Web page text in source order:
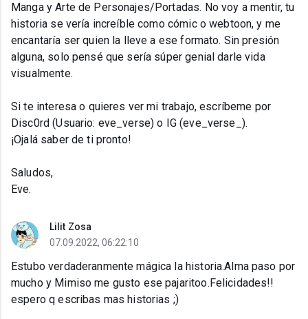
Manga y Arte de Personajes/Portadas. No voy a mentir, tu
historia se vería increíble como cómic o webtoon, y me
encantaría ser quien la lleve a ese formato. Sin presión
alguna, solo pensé que sería súper genial darle vida
visualmente.
Si te interesa o quieres ver mi trabajo, escríbeme por
Disc0rd (Usuario: eve_verse) o IG (eve_verse_).
¡Ojalá saber de ti pronto!
Saludos,
Eve.
Lilit Zosa
07.09.2022, 06:22:10
Estubo verdaderanmente mágica la historia.Alma paso por
mucho y Mimiso me gusto ese pajaritoo.Felicidades!!
espero q escribas mas historias ;)